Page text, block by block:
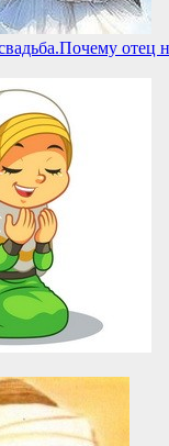
отец